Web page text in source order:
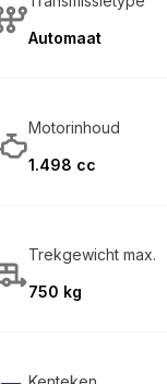
Automaat
Motorinhoud
1.498 cc
Trekgewicht max.
750 kg